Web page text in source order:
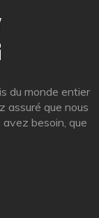
du monde entier
assuré que nous
besoin, que